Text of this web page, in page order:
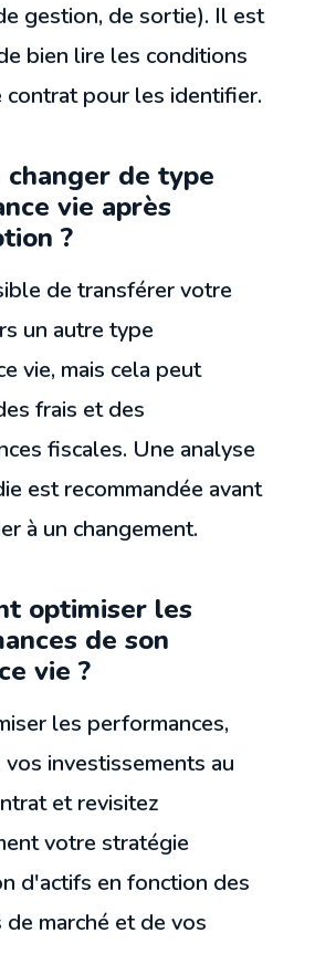
gestion, de sortie). Il est
bien lire les conditions
contrat pour les identifier.
changer de type
vie après
?
de transférer votre
un autre type
vie, mais cela peut
frais et des
fiscales. Une analyse
est recommandée avant
à un changement.
optimiser les
de son
vie ?
les performances,
investissements au
et revisitez
votre stratégie
d'actifs en fonction des
marché et de vos